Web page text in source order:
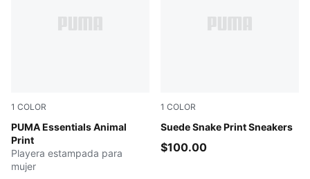
1 COLOR
PUMA Essentials Animal
Print
PUMA BLACK
Playera estampada para
mujer
1 COLOR
Suede Snake Print Sneakers
Frosted Ivory-PUMA Black
$100.00